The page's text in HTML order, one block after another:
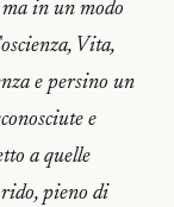
in un modo
Vita,
e persino un
e
a quelle
pieno di